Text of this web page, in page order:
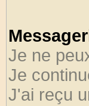
Je ne
Je
J'ai reçu